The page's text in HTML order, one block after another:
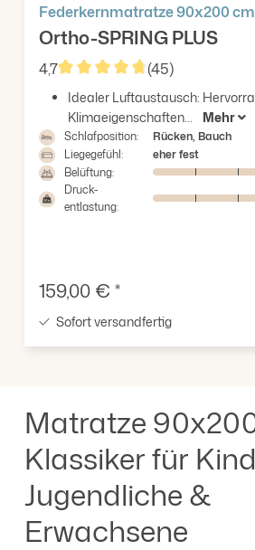
Federkernmatratze 90x200 cm
Ortho-SPRING PLUS
4,7
Durchschnittliche
(45)
Idealer Luftaustausch:
Klimaeigenschaften...
Mehr
Schlafposition:
Rücken, Bauch
Liegegefühl:
eher fest
Belüftung:
Druck-
entlastung:
Verkaufspreis:
159,00 € *
Sofort versandfertig
Matratze
Klassiker für
Jugendliche &
Erwachsene